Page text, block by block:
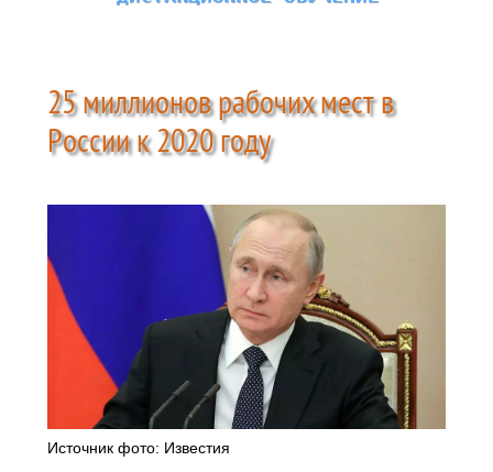
25 миллионов рабочих мест в
России к 2020 году
Источник фото: Известия